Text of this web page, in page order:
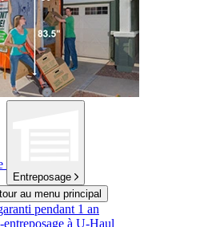
Entreposage
au menu principal
pendant 1 an
à U-Haul